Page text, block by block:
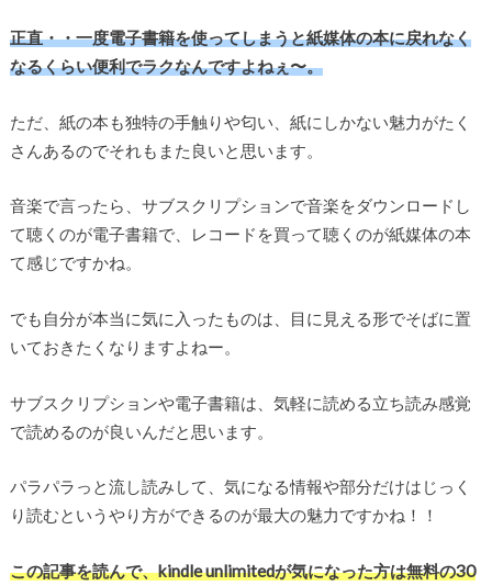
正直・・一度電子書籍を使ってしまうと紙媒体の本に戻れなく
なるくらい便利でラクなんですよねぇ〜。
ただ、紙の本も独特の手触りや匂い、紙にしかない魅力がたく
さんあるのでそれもまた良いと思います。
音楽で言ったら、サブスクリプションで音楽をダウンロードし
て聴くのが電子書籍で、レコードを買って聴くのが紙媒体の本
て感じですかね。
でも自分が本当に気に入ったものは、目に見える形でそばに置
いておきたくなりますよねー。
サブスクリプションや電子書籍は、気軽に読める立ち読み感覚
で読めるのが良いんだと思います。
パラパラっと流し読みして、気になる情報や部分だけはじっく
り読むというやり方ができるのが最大の魅力ですかね！！
この記事を読んで、kindle unlimitedが気になった方は無料の30